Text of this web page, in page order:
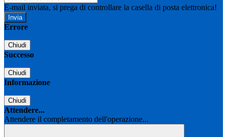
E-mail inviata, si prega di controllare la casella di posta elettronica!
Errore
Chiudi
Successo
Chiudi
Informazione
Chiudi
Attendere...
Attendere il completamento dell'operazione...